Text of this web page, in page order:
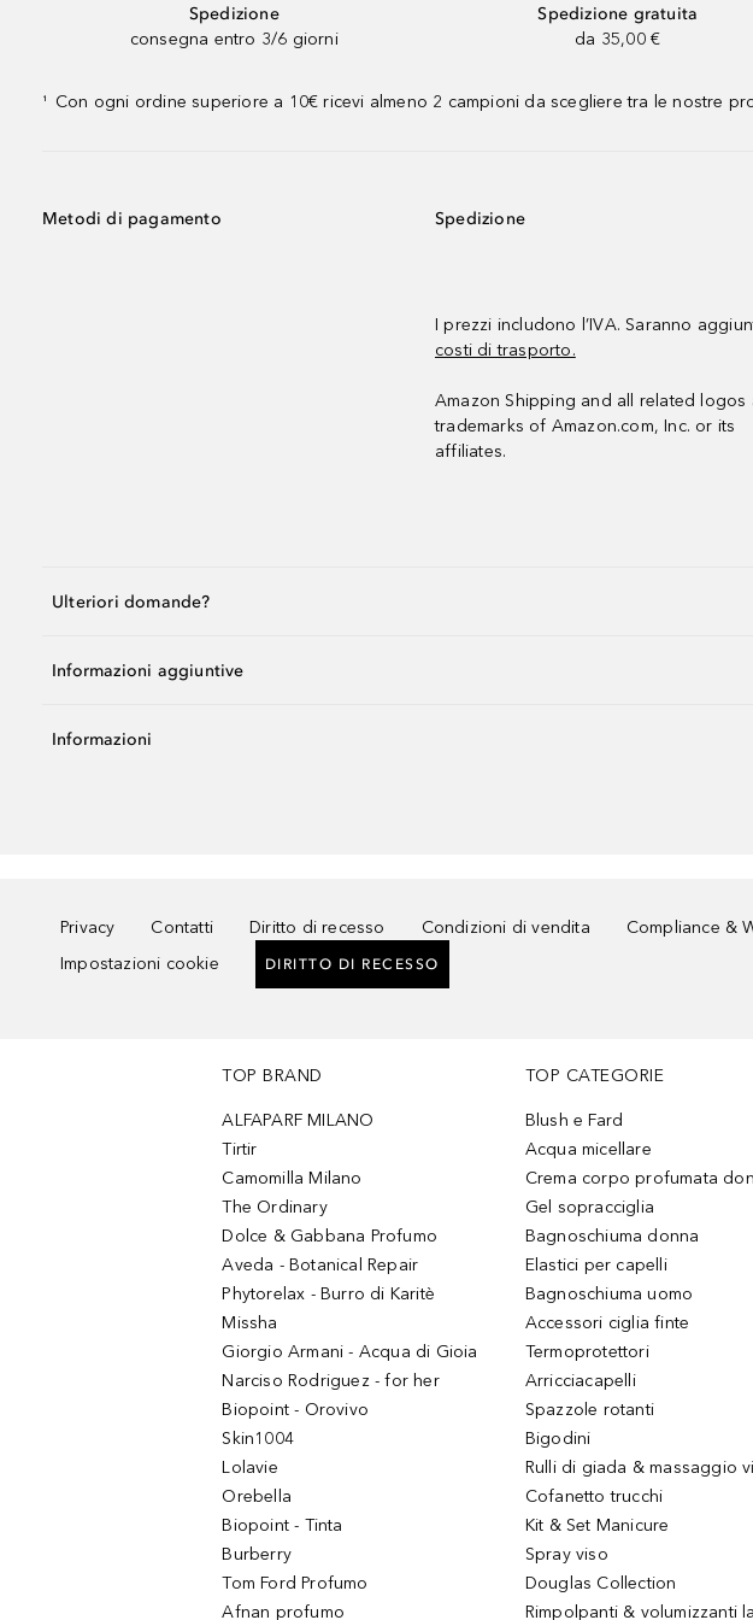
Spedizione
consegna entro 3/6 giorni
Spedizione gratuita
da 35,00 €
¹ Con ogni ordine superiore a 10€ ricevi almeno 2 campioni da scegliere tra le nostre
Metodi di pagamento Spedizione
I prezzi includono l’IVA. Saranno
costi di trasporto.
Amazon Shipping and all related logos
trademarks of Amazon.com, Inc. or its
affiliates.
Ulteriori domande?
Informazioni aggiuntive
Informazioni
Privacy Contatti Diritto di recesso Condizioni di vendita
Compliance &
Impostazioni cookie
DIRITTO DI RECESSO
TOP BRAND
ALFAPARF MILANO
Tirtir
Camomilla Milano
The Ordinary
Dolce & Gabbana Profumo
Aveda - Botanical Repair
Phytorelax - Burro di Karitè
Missha
Giorgio Armani - Acqua di Gioia
Narciso Rodriguez - for her
Biopoint - Orovivo
Skin1004
Lolavie
Orebella
Biopoint - Tinta
Burberry
Tom Ford Profumo
Afnan profumo
TOP CATEGORIE
Blush e Fard
Acqua micellare
Crema corpo profumata
Gel sopracciglia
Bagnoschiuma donna
Elastici per capelli
Bagnoschiuma uomo
Accessori ciglia finte
Termoprotettori
Arricciacapelli
Spazzole rotanti
Bigodini
Rulli di giada & massaggio
Cofanetto trucchi
Kit & Set Manicure
Spray viso
Douglas Collection
Rimpolpanti & volumizzanti